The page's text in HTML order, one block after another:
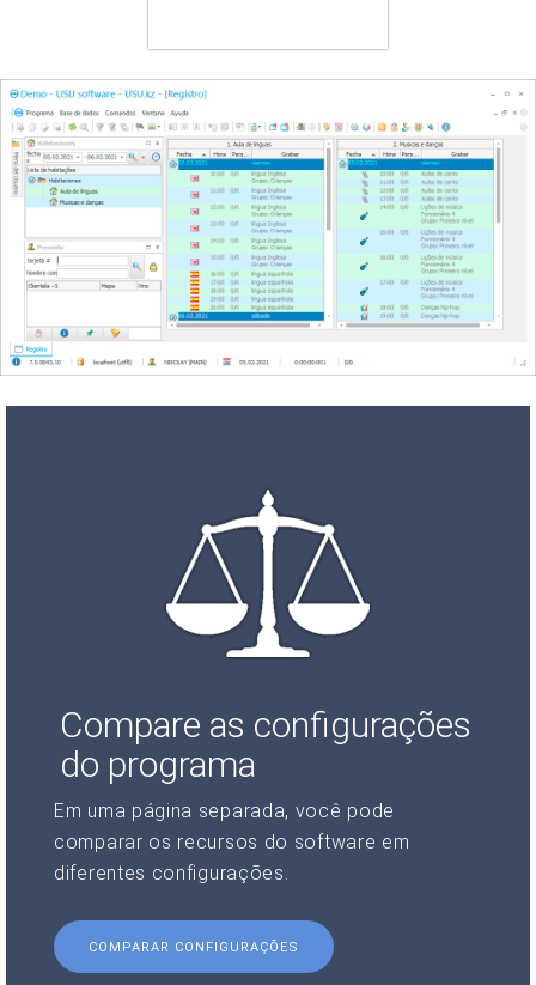
Compare as configurações
do programa
Em uma página separada, você pode
comparar os recursos do software em
diferentes configurações.
COMPARAR CONFIGURAÇÕES